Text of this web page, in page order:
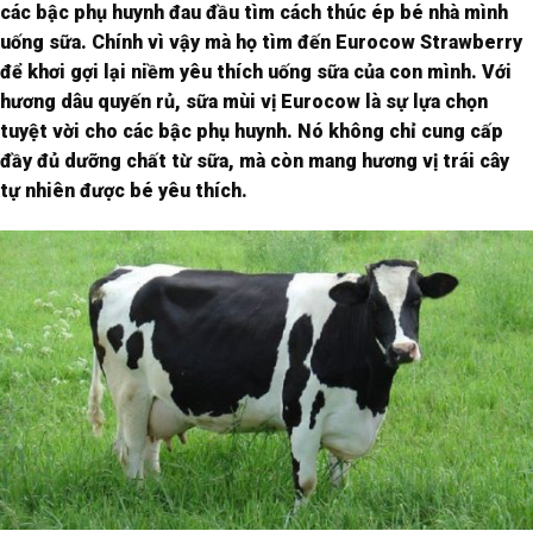
các bậc phụ huynh đau đầu tìm cách thúc ép bé nhà mình
uống sữa. Chính vì vậy mà họ tìm đến Eurocow Strawberry
để khơi gợi lại niềm yêu thích uống sữa của con mình. Với
hương dâu quyến rủ, sữa mùi vị Eurocow là sự lựa chọn
tuyệt vời cho các bậc phụ huynh. Nó không chỉ cung cấp
đầy đủ dưỡng chất từ sữa, mà còn mang hương vị trái cây
tự nhiên được bé yêu thích.